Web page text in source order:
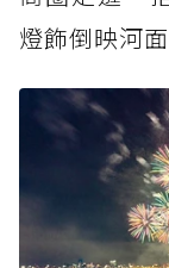
燈飾倒映河